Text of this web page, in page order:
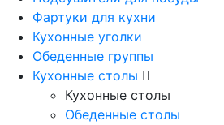
Фартуки для кухни
Кухонные уголки
Обеденные группы
Кухонные столы
Кухонные столы
Обеденные столы